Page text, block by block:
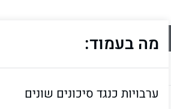
מה בעמוד:
ערבויות כנגד סיכונים שונים